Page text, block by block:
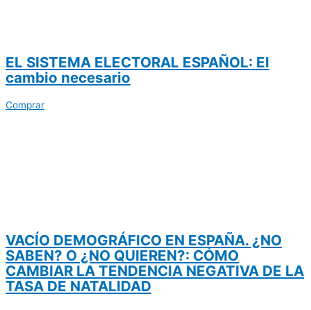
EL SISTEMA ELECTORAL ESPAÑOL: El
cambio necesario
Comprar
VACÍO DEMOGRÁFICO EN ESPAÑA. ¿NO
SABEN? O ¿NO QUIEREN?: CÓMO
CAMBIAR LA TENDENCIA NEGATIVA DE LA
TASA DE NATALIDAD